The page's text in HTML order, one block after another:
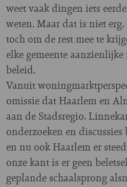
weet vaak dingen iets
weten. Maar dat is niet
toch om de rest mee te
elke gemeente
beleid.
Vanuit
omissie dat Haarlem en
aan de Stadsregio.
onderzoeken en
en nu ook Haarlem er
onze kant is er geen
geplande schaalsprong